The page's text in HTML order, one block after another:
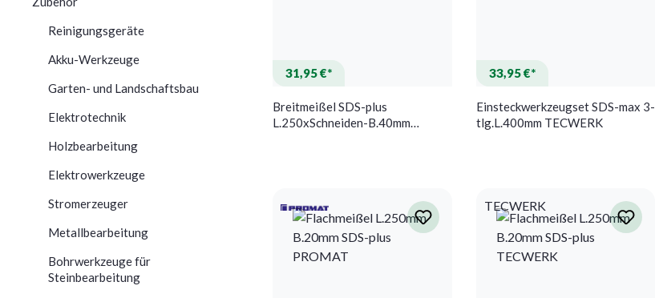
Reinigungsgeräte
Akku-Werkzeuge
Garten- und Landschaftsbau
Elektrotechnik
Holzbearbeitung
Elektrowerkzeuge
Stromerzeuger
Metallbearbeitung
Bohrwerkzeuge für
Steinbearbeitung
31,95 €*
Breitmeißel SDS-plus
L.250xSchneiden-B.40mm
33,95 €*
Einsteckwerkzeugset SDS-max 3-
tlg.L.400mm TECWERK
TECWERK